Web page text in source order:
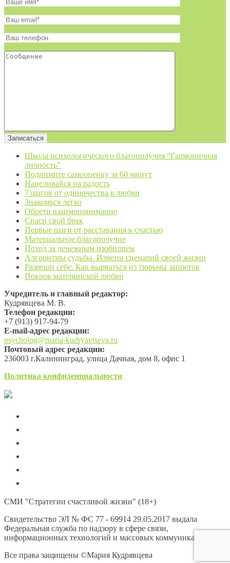
Школа психологического благополучия “Гармоничная
личность”
Поднимите самооценку за 60 минут
Нацеливайся на радость
7 шагов от одиночества к любви
Знакомься легко
Обрети взаимопонимание
Спаси свой брак
Первые шаги от расставания к счастью
Материальное благополучие
Поход за денежным изобилием
Алгоритмы судьбы. Измени сценарий своей жизни
Разреши себе. Как вырваться из тюрьмы запретов
Покров материнской любви
Учредитель и главный редактор:
Кудрявцева М. В.
Телефон редакции:
+7 (913) 917-94-79
Е-mail-адрес редакции:
psycholog@maria-kudryavtseva.ru
Почтовый адрес редакции:
236003 г.Калининград, улица Дачная, дом 8, офис 1
Политика конфиденциальности
СМИ "Стратегии счастливой жизни" (18+)
Свидетельство ЭЛ № ФС 77 - 69914 29.05.2017 выдала
Федеральная служба по надзору в сфере связи,
информационных технологий и массовых коммуникаций
Все права защищены ©Мария Кудрявцева